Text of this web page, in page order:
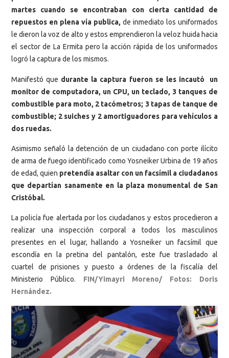
martes cuando se encontraban con cierta cantidad de
repuestos en plena vía publica, de inmediato los uniformados
le dieron la voz de alto y estos emprendieron la veloz huida hacia
el sector de La Ermita pero la acción rápida de los uniformados
logró la captura de los mismos.
Manifestó que durante la captura fueron se les incautó un
monitor de computadora, un CPU, un teclado, 3 tanques de
combustible para moto, 2 tacómetros; 3 tapas de tanque de
combustible; 2 suiches y 2 amortiguadores para vehículos a
dos ruedas.
Asimismo señaló la detención de un ciudadano con porte ilícito
de arma de fuego identificado como Yosneiker Urbina de 19 años
de edad, quien pretendía asaltar con un facsímil a ciudadanos
que departían sanamente en la plaza monumental de San
Cristóbal.
La policía fue alertada por los ciudadanos y estos procedieron a
realizar una inspección corporal a todos los masculinos
presentes en el lugar, hallando a Yosneiker un facsímil que
escondía en la pretina del pantalón, este fue trasladado al
cuartel de prisiones y puesto a órdenes de la fiscalía del
Ministerio Público. FIN/Yimayri Moreno/ Fotos: Doris
Hernández.